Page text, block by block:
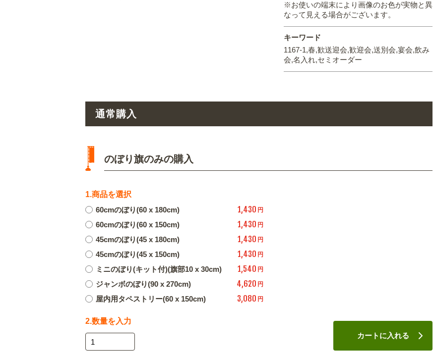
※お使いの端末により画像のお色が実物と異
なって見える場合がございます。
キーワード
1167-1,春,歓送迎会,歓迎会,送別会,宴会,飲み
会,名入れ,セミオーダー
通常購入
のぼり旗のみの購入
1.商品を選択
60cmのぼり(60 x 180cm)
1,430 円
60cmのぼり(60 x 150cm) 1,430 円
45cmのぼり(45 x 180cm) 1,430 円
45cmのぼり(45 x 150cm) 1,430 円
ミニのぼり(キット付)(旗部10 x 30cm) 1,540 円
ジャンボのぼり(90 x 270cm) 4,620 円
屋内用タペストリー(60 x 150cm) 3,080 円
2.数量を入力
カートに入れる